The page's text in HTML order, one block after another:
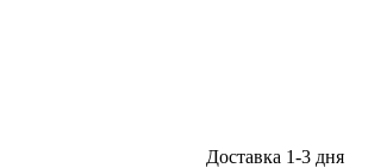
Доставка 1-3 дня